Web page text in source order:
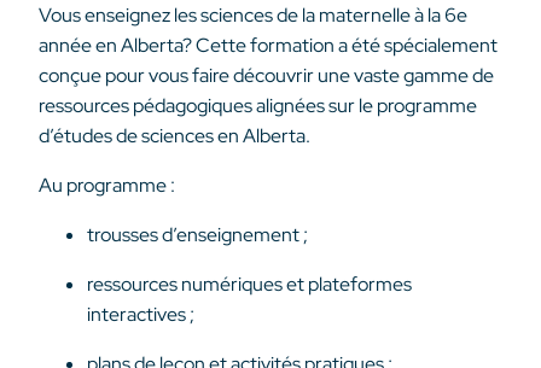
Vous enseignez les sciences de la maternelle à la 6e
année en Alberta? Cette formation a été spécialement
conçue pour vous faire découvrir une vaste gamme de
ressources pédagogiques alignées sur le programme
d’études de sciences en Alberta.
Au programme :
trousses d’enseignement ;
ressources numériques et plateformes
interactives ;